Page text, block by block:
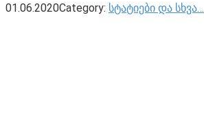
01.06.2020Category: სტატიები და სხვა…